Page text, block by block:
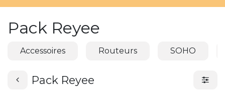
Pack Reyee
Accessoires Routeurs SOHO
Pack Reyee